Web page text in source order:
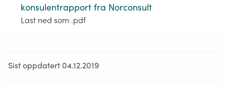
konsulentrapport fra Norconsult
Last ned som .pdf
Sist oppdatert 04.12.2019